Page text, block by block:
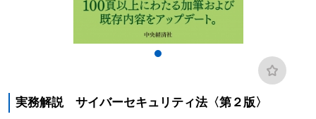
実務解説 サイバーセキュリティ法〈第２版〉